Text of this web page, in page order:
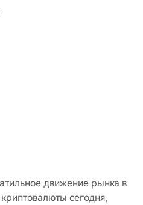
движение рынка в
сегодня,